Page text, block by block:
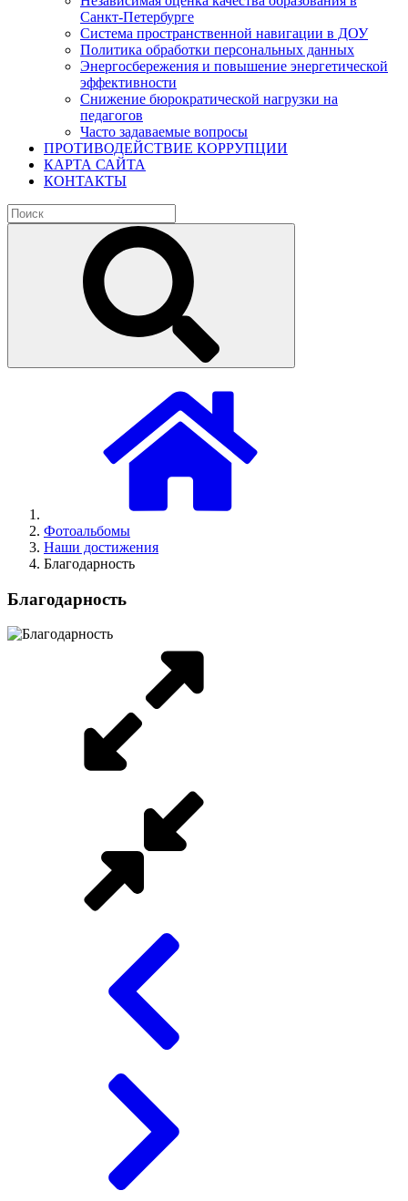
Санкт-Петербурге
Система пространственной навигации в ДОУ
Политика обработки персональных данных
Энергосбережения и повышение энергетической
эффективности
Снижение бюрократической нагрузки на
педагогов
Часто задаваемые вопросы
ПРОТИВОДЕЙСТВИЕ КОРРУПЦИИ
КАРТА САЙТА
КОНТАКТЫ
Фотоальбомы
Наши достижения
Благодарность
Благодарность